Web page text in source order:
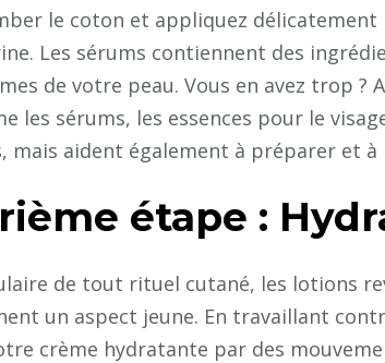
le coton et appliquez
Les sérums contiennent des
de votre peau. Vous en avez trop ?
les sérums, les essences pour le
mais aident également à préparer et à
étape :
de tout rituel cutané, les lotions
un aspect jeune. En travaillant
crème hydratante par des